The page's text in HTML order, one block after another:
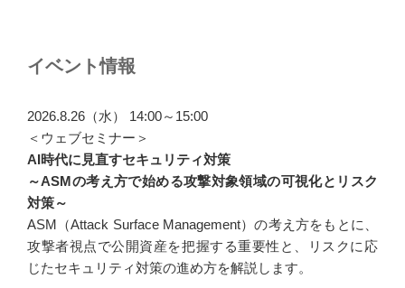
イベント情報
2026.8.26（水） 14:00～15:00
＜ウェブセミナー＞
AI時代に見直すセキュリティ対策
～ASMの考え方で始める攻撃対象領域の可視化とリスク
対策～
ASM（Attack Surface Management）の考え方をもとに、
攻撃者視点で公開資産を把握する重要性と、リスクに応
じたセキュリティ対策の進め方を解説します。